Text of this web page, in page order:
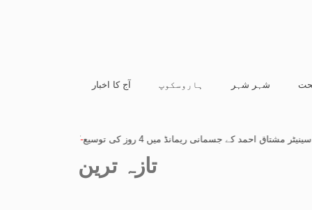
آج کا اخبار ہاروسکوپ شہر شہر
جسمانی ریمانڈ میں 4 روز کی توسیع -کشمیر احتجاج کیس، سابق سینیٹر
تازہ ترین